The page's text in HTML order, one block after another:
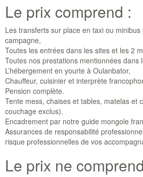
Le prix comprend :
Les transferts sur place en taxi ou
campagne,
Toutes les entrées dans les sites et les 2
Toutes nos prestations mentionnées dans
L’hébergement en yourte à Oulanbator,
Chauffeur, cuisinier et interprète
Pension complète.
Tente mess, chaises et tables, matelas et
couchage exclus).
Encadrement par notre guide mongole
Assurances de responsabilité
risque professionnelles de vos
Le prix ne